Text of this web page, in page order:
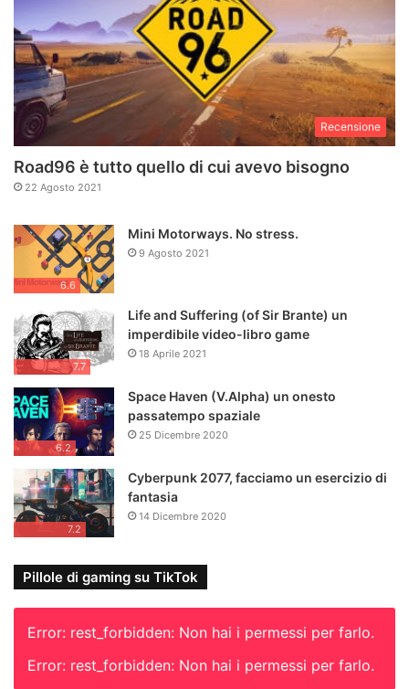
Recensione
Road96 è tutto quello di cui avevo bisogno
22 Agosto 2021
6.6
Mini Motorways. No stress.
9 Agosto 2021
7.7
Life and Suffering (of Sir Brante) un
imperdibile video-libro game
18 Aprile 2021
6.2
Space Haven (V.Alpha) un onesto
passatempo spaziale
25 Dicembre 2020
7.2
Cyberpunk 2077, facciamo un esercizio di
fantasia
14 Dicembre 2020
Pillole di gaming su TikTok
Error: rest_forbidden: Non hai i permessi per farlo.
Error: rest_forbidden: Non hai i permessi per farlo.